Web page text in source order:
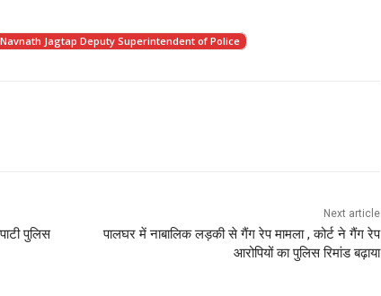
Navnath Jagtap Deputy Superintendent of Police
पुलिस
Next article
पालघर में नाबालिक लड़की से गैंग रेप मामला , कोर्ट ने गैंग रेप
आरोपियों का पुलिस रिमांड बढ़ाया